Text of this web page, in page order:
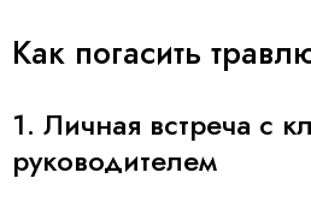
Как погасить
1. Личная встреча с
руководителем